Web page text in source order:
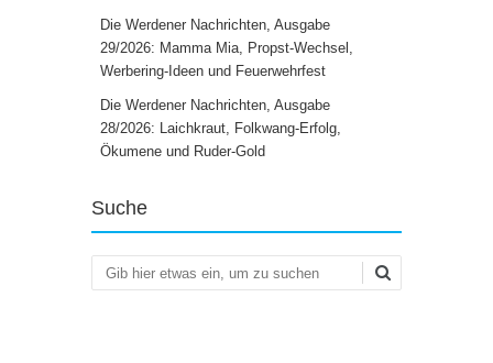
Die Werdener Nachrichten, Ausgabe
29/2026: Mamma Mia, Propst-Wechsel,
Werbering-Ideen und Feuerwehrfest
Die Werdener Nachrichten, Ausgabe
28/2026: Laichkraut, Folkwang-Erfolg,
Ökumene und Ruder-Gold
Suche
Suchen